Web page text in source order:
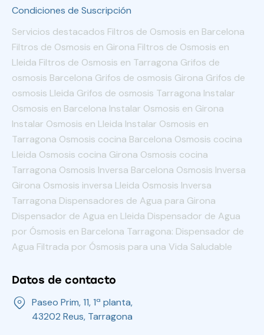
Condiciones de Suscripción
Servicios destacados Filtros de Osmosis en Barcelona
Filtros de Osmosis en Girona Filtros de Osmosis en
Lleida Filtros de Osmosis en Tarragona Grifos de
osmosis Barcelona Grifos de osmosis Girona Grifos de
osmosis Lleida Grifos de osmosis Tarragona Instalar
Osmosis en Barcelona Instalar Osmosis en Girona
Instalar Osmosis en Lleida Instalar Osmosis en
Tarragona Osmosis cocina Barcelona Osmosis cocina
Lleida Osmosis cocina Girona Osmosis cocina
Tarragona Osmosis Inversa Barcelona Osmosis Inversa
Girona Osmosis inversa Lleida Osmosis Inversa
Tarragona Dispensadores de Agua para Girona
Dispensador de Agua en Lleida Dispensador de Agua
por Ósmosis en Barcelona Tarragona: Dispensador de
Agua Filtrada por Ósmosis para una Vida Saludable
Datos de contacto
Paseo Prim, 11, 1ª planta,
43202 Reus, Tarragona